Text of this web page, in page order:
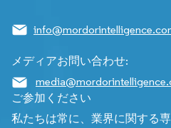
メディアお問い合わせ:
ご参加ください
私たちは常に、業界に関する